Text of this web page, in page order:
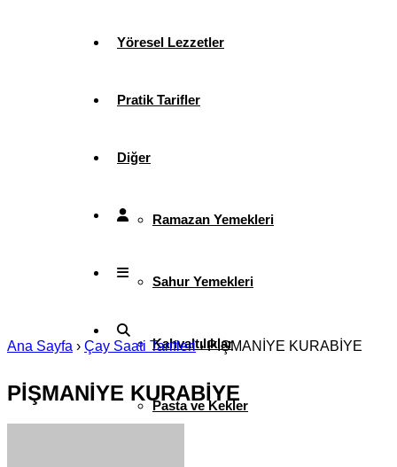
Yöresel Lezzetler
Pratik Tarifler
Diğer
Ramazan Yemekleri
Sahur Yemekleri
Kahvaltılıklar
Pasta ve Kekler
Ana Sayfa › Çay Saati Tarifleri›PİŞMANİYE KURABİYE
PİŞMANİYE KURABİYE